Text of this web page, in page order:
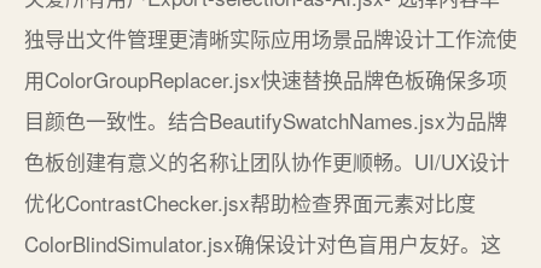
独导出文件管理更清晰实际应用场景品牌设计工作流使
用ColorGroupReplacer.jsx快速替换品牌色板确保多项
目颜色一致性。结合BeautifySwatchNames.jsx为品牌
色板创建有意义的名称让团队协作更顺畅。UI/UX设计
优化ContrastChecker.jsx帮助检查界面元素对比度
ColorBlindSimulator.jsx确保设计对色盲用户友好。这